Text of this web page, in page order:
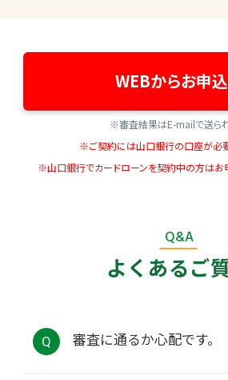
WEBからお申
※審査結果はE-mailで送ら
※ご契約には山口銀行の口座が必要
※山口銀行でカードローンを契約中の方はお
Q&A
よくあるご
Q 審査に通るか心配です。